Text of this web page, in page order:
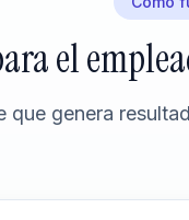
el
que genera